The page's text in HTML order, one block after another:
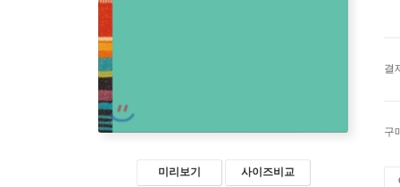
미리보기 사이즈비교
결
구